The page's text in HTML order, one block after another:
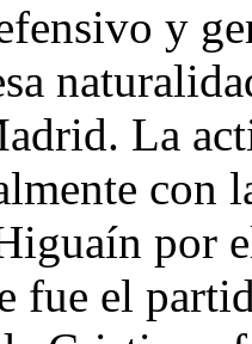
y
La
con
por
fue el